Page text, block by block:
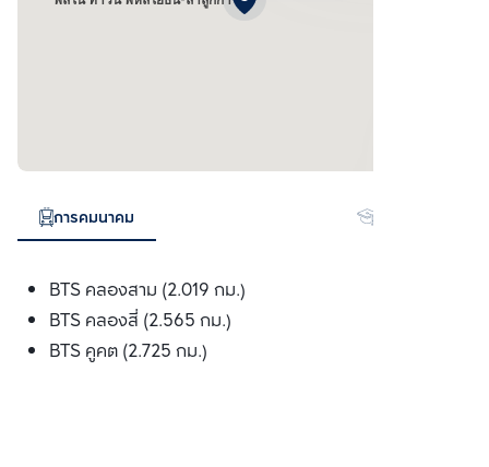
การคมนาคม
BTS คลองสาม (2.019 กม.)
BTS คลองสี่ (2.565 กม.)
BTS คูคต (2.725 กม.)